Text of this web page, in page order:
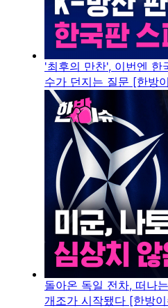
'최후의 만찬', 이번엔 한
수가 던지는 질문 [한방
돌아온 독일 전차, 떠나
개조가 시작됐다 [한방